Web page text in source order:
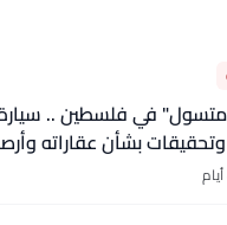
"أغنى
بشأن عقاراته